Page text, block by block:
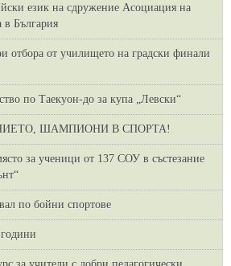
език на сдружение Асоциация на
България
отбора от училището на градски финали
по Таекуон-до за купа „Левски“
ШАМПИОНИ В СПОРТА!
за ученици от 137 СОУ в състезание
по бойни спортове